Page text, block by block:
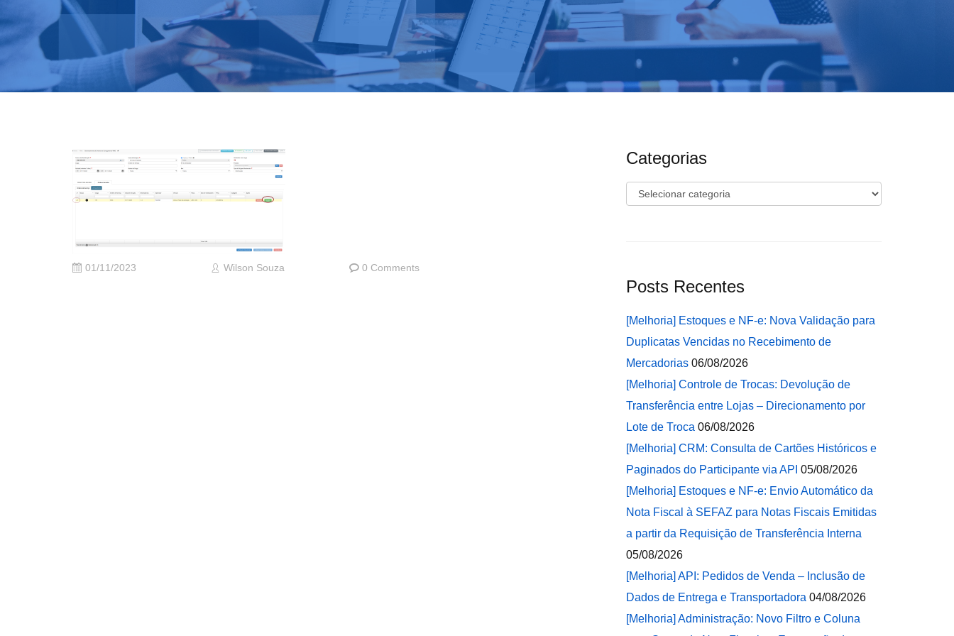
01/11/2023 Wilson Souza 0 Comments
Categorias
Categorias
Posts Recentes
[Melhoria] Estoques e NF-e: Nova Validação para
Duplicatas Vencidas no Recebimento de
Mercadorias 06/08/2026
[Melhoria] Controle de Trocas: Devolução de
Transferência entre Lojas – Direcionamento por
Lote de Troca 06/08/2026
[Melhoria] CRM: Consulta de Cartões Históricos e
Paginados do Participante via API 05/08/2026
[Melhoria] Estoques e NF-e: Envio Automático da
Nota Fiscal à SEFAZ para Notas Fiscais Emitidas
a partir da Requisição de Transferência Interna
05/08/2026
[Melhoria] API: Pedidos de Venda – Inclusão de
Dados de Entrega e Transportadora 04/08/2026
[Melhoria] Administração: Novo Filtro e Coluna